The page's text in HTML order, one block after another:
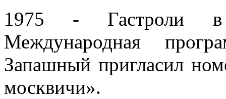
1975 - Гастроли
Международная
Запашный пригласил
москвичи».